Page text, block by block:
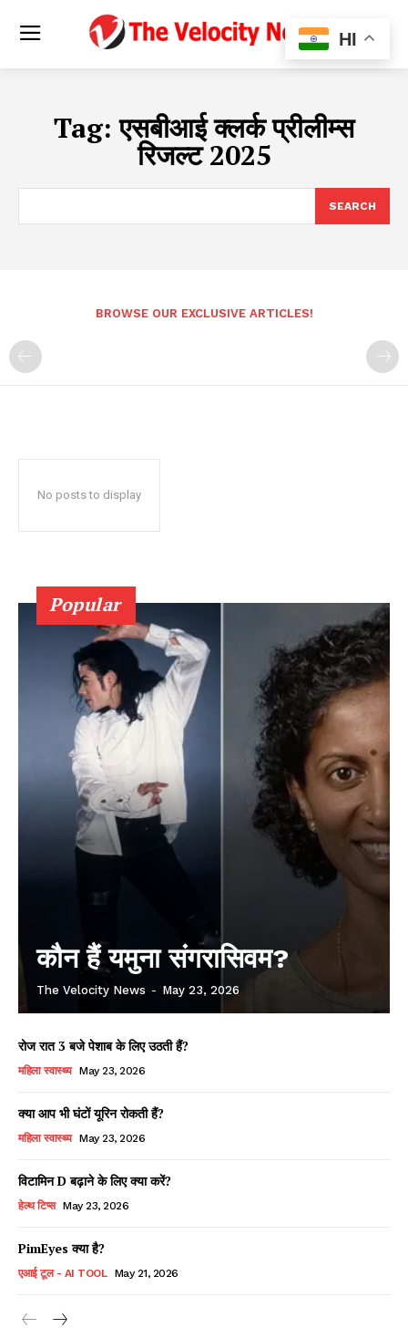
Tag:एसबीआई क्लर्क प्रीलीम्स
रिजल्ट 2025
SEARCH
BROWSE OUR EXCLUSIVE ARTICLES!
No posts to display
Popular
कौन हैं यमुना संगरासिवम?
The Velocity News - May 23, 2026
रोज रात 3 बजे पेशाब के लिए उठती हैं?
महिला स्वास्थ्य May 23, 2026
क्या आप भी घंटों यूरिन रोकती हैं?
महिला स्वास्थ्य May 23, 2026
विटामिन D बढ़ाने के लिए क्या करें?
हेल्थ टिप्स May 23, 2026
PimEyes क्या है?
एआई टूल - AI TOOL May 21, 2026
HI